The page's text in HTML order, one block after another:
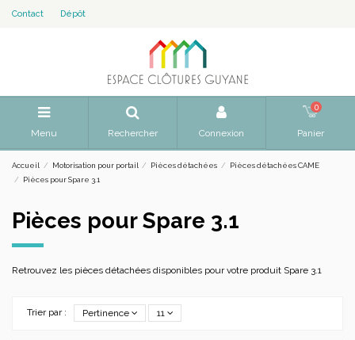
Contact Dépôt
Menu Rechercher Connexion
0
Panier
Accueil Motorisation pour portail Pièces détachées
Pièces détachées CAME
Pièces pour Spare 3.1
Pièces pour Spare 3.1
Retrouvez les pièces détachées disponibles pour votre produit Spare 3.1
Trier par : Pertinence 11